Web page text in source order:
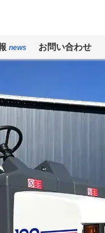
news お問い合わせ